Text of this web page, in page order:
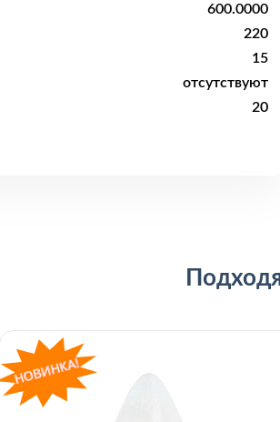
600.0000
220
15
отсутствуют
20